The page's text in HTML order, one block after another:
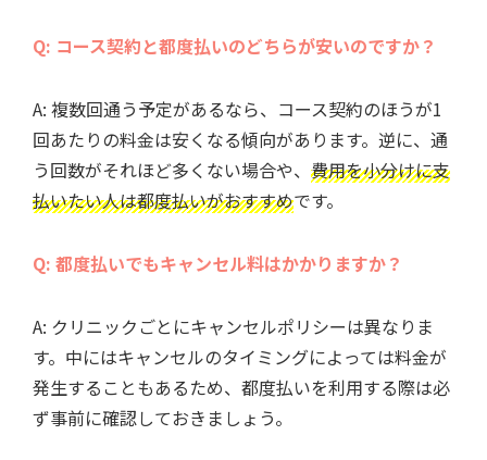
Q: コース契約と都度払いのどちらが安いのですか？
A: 複数回通う予定があるなら、コース契約のほうが1
回あたりの料金は安くなる傾向があります。逆に、通
う回数がそれほど多くない場合や、 費用を小分けに支
払いたい人は都度払いがおすすめです。
Q: 都度払いでもキャンセル料はかかりますか？
A: クリニックごとにキャンセルポリシーは異なりま
す。中にはキャンセルのタイミングによっては料金が
発生することもあるため、都度払いを利用する際は必
ず事前に確認しておきましょう。